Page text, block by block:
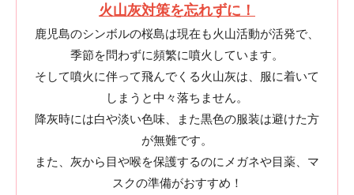
火山灰対策を忘れずに！
鹿児島のシンボルの桜島は現在も火山活動が活発で、
季節を問わずに頻繁に噴火しています。
そして噴火に伴って飛んでくる火山灰は、服に着いて
しまうと中々落ちません。
降灰時には白や淡い色味、また黒色の服装は避けた方
が無難です。
また、灰から目や喉を保護するのにメガネや目薬、マ
スクの準備がおすすめ！